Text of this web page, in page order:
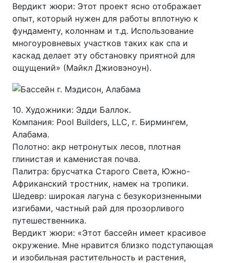
Вердикт жюри: Этот проект ясно отображает
опыт, который нужен для работы вплотную к
фундаменту, колоннам и т.д. Использование
многоуровневых участков таких как спа и
каскад делает эту обстановку приятной для
ощущений» (Майкл Джиовэноун).
10. Художники: Эдди Баллок.
Компания: Pool Builders, LLC, г. Бирмингем,
Алабама.
Полотно: акр нетронутых лесов, плотная
глинистая и каменистая почва.
Палитра: брусчатка Старого Света, Южно-
Африканский тростник, намек на тропики.
Шедевр: широкая лагуна с безукоризненными
изгибами, частный рай для прозорливого
путешественника.
Вердикт жюри: «Этот бассейн имеет красивое
окружение. Мне нравится близко подступающая
и изобильная растительность и растения,